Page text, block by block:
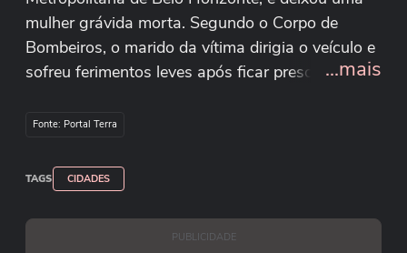
mulher grávida morta. Segundo o Corpo de
Bombeiros, o marido da vítima dirigia o veículo e
sofreu ferimentos leves após ficar preso às
atingiu uma construção próxima a um frigorífico
morreu no acidente.
Divulgação/CBMMG
...mais
Fonte: Portal Terra
TAGS CIDADES
PUBLICIDADE